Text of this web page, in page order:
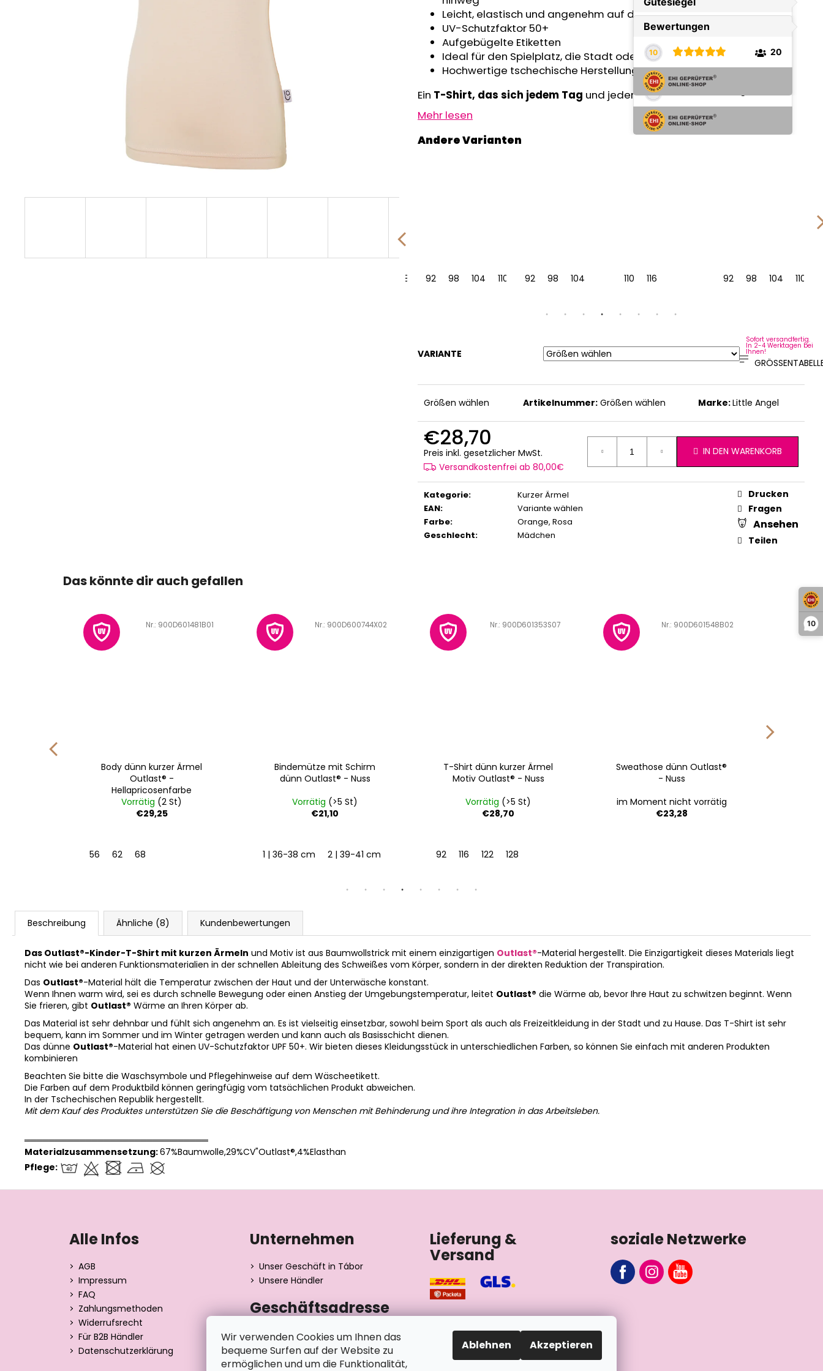
10
Wir verwenden Cookies um Ihnen das
bequeme Surfen auf der Website zu
ermöglichen und um die Funktionalität,
Ablehnen Akzeptieren
Leicht, elastisch und angenehm auf der Haut
UV-Schutzfaktor 50+
Aufgebügelte Etiketten
Ideal für den Spielplatz, die Stadt oder als Unterhemd
Hochwertige tschechische Herstellung
Ein T-Shirt, das sich jedem Tag und jedem Abenteueranpasst.
Mehr lesen
128 92 98 104 110 116 122 128
92 98 104 110 116 92 98 104 110
VARIANTE
Sofort versandfertig.
In 2-4 Werktagen bei
Ihnen!
GRÖSSENTABELLE
Größen wählen Artikelnummer: Größen wählen Marke:Little Angel
€28,70
Preis inkl. gesetzlicher MwSt.
Versandkostenfrei ab 80,00€
IN DEN WARENKORB
Kategorie:
Kurzer Ärmel
EAN:
Variante wählen
Farbe: Orange, Rosa
Geschlecht: Mädchen
Drucken
Fragen
Ansehen
Teilen
Das könnte dir auch gefallen
Body dünn kurzer Ärmel
Outlast® -
Hellapricosenfarbe
Vorrätig (2 St)
€29,25
56 62 68
Art.-Nr.: 900D601481B01
Bindemütze mit Schirm
dünn Outlast® - Nuss
Vorrätig (>5 St)
€21,10
1 | 36-38 cm 2 | 39-41 cm 3 | 42-44 cm
Art.-Nr.: 900D600744X02
T-Shirt dünn kurzer Ärmel
Motiv Outlast® - Nuss
Vorrätig (>5 St)
€28,70
92 116 122 128
Art.-Nr.: 900D601353S07
Sweathose dünn Outlast®
- Nuss
im Moment nicht vorrätig
€23,28
Art.-Nr.: 900D601548B02
Beschreibung Ähnliche (8) Kundenbewertungen
Das Outlast®-Kinder-T-Shirt mit kurzen Ärmeln und Motiv ist aus Baumwollstrick mit einem einzigartigen Outlast®-Material hergestellt. Die Einzigartigkeit dieses Materials liegt
nicht wie bei anderen Funktionsmaterialien in der schnellen Ableitung des Schweißes vom Körper, sondern in der direkten Reduktion der Transpiration.
Das Outlast®-Material hält die Temperatur zwischen der Haut und der Unterwäsche konstant.
Wenn Ihnen warm wird, sei es durch schnelle Bewegung oder einen Anstieg der Umgebungstemperatur, leitet Outlast® die Wärme ab, bevor Ihre Haut zu schwitzen beginnt. Wenn
Sie frieren, gibt Outlast® Wärme an Ihren Körper ab.
Das Material ist sehr dehnbar und fühlt sich angenehm an. Es ist vielseitig einsetzbar, sowohl beim Sport als auch als Freizeitkleidung in der Stadt und zu Hause. Das T-Shirt ist sehr
bequem, kann im Sommer und im Winter getragen werden und kann auch als Basisschicht dienen.
Das dünne Outlast®-Material hat einen UV-Schutzfaktor UPF 50+. Wir bieten dieses Kleidungsstück in unterschiedlichen Farben, so können Sie einfach mit anderen Produkten
kombinieren
Beachten Sie bitte die Waschsymbole und Pflegehinweise auf dem Wäscheetikett.
Die Farben auf dem Produktbild können geringfügig vom tatsächlichen Produkt abweichen.
In der Tschechischen Republik hergestellt.
Mit dem Kauf des Produktes unterstützen Sie die Beschäftigung von Menschen mit Behinderung und ihre Integration in das Arbeitsleben.
══════════════════════════════
Materialzusammensetzung:67%Baumwolle,29%CV"Outlast®,4%Elasthan
Pflege:
€24,90
Alle Infos
AGB
Impressum
FAQ
Zahlungsmethoden
Widerrufsrecht
Für B2B Händler
Datenschutzerklärung
Unternehmen
Unser Geschäft in Tábor
Unsere Händler
Geschäftsadresse
Dita výrobní družstvo invalidů
Stránského 2510/1
390 02 Tábor
Tschechische Republik
Lieferung &
Versand
soziale Netzwerke